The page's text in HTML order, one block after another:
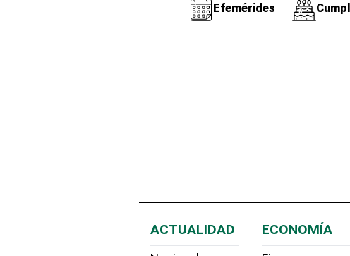
Efemérides
ACTUALIDAD ECONOMÍA